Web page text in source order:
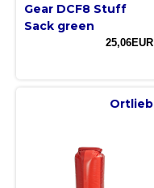
Gear DCF8 Stuff
Sack green
25,06EUR
Ortlieb